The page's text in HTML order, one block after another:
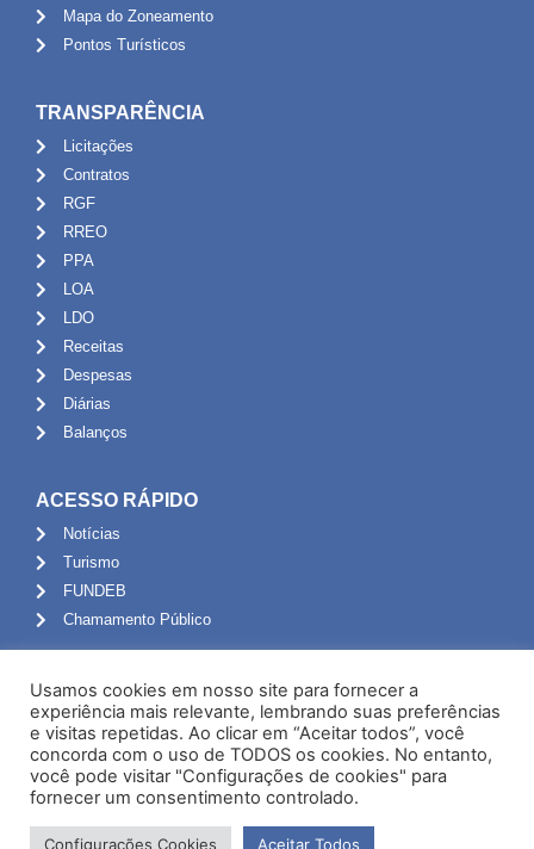
Mapa do Zoneamento
Pontos Turísticos
TRANSPARÊNCIA
Licitações
Contratos
RGF
RREO
PPA
LOA
LDO
Receitas
Despesas
Diárias
Balanços
ACESSO RÁPIDO
Notícias
Turismo
FUNDEB
Chamamento Público
Portal do Servidor
Webmail
Administração
Usamos cookies em nosso site para fornecer a
experiência mais relevante, lembrando suas preferências
e visitas repetidas. Ao clicar em “Aceitar todos”, você
concorda com o uso de TODOS os cookies. No entanto,
você pode visitar "Configurações de cookies" para
fornecer um consentimento controlado.
Configurações Cookies Aceitar Todos